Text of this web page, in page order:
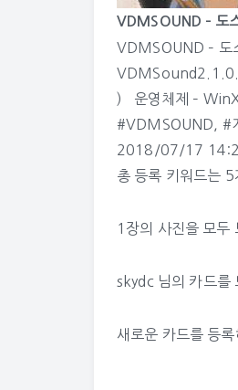
VDMSOUND – 도
VDMSOUND – 도
) 운영체제 –
#VDMSOUND
#
2018/07/17
총 등록 키워드는
1장의 사진을 모두
skydc 님의 카드를
새로운 카드를 등